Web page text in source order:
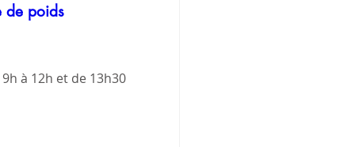
de poids
à 12h et de 13h30